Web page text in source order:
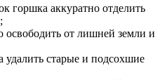
горшка аккуратно отделить
освободить от лишней земли и
удалить старые и подсохшие